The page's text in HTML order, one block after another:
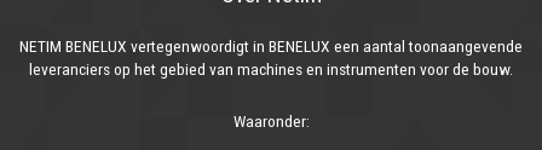
NETIM BENELUX vertegenwoordigt in BENELUX een aantal toonaangevende
leveranciers op het gebied van machines en instrumenten voor de bouw.
Waaronder: